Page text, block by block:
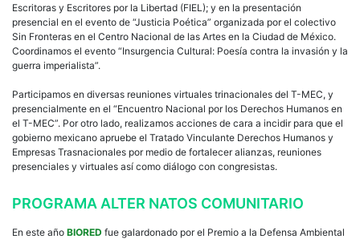
Escritoras y Escritores por la Libertad (FIEL); y en la presentación
presencial en el evento de “Justicia Poética” organizada por el colectivo
Sin Fronteras en el Centro Nacional de las Artes en la Ciudad de México.
Coordinamos el evento “Insurgencia Cultural: Poesía contra la invasión y la
guerra imperialista”.
Participamos en diversas reuniones virtuales trinacionales del T-MEC, y
presencialmente en el “Encuentro Nacional por los Derechos Humanos en
el T-MEC”. Por otro lado, realizamos acciones de cara a incidir para que el
gobierno mexicano apruebe el Tratado Vinculante Derechos Humanos y
Empresas Trasnacionales por medio de fortalecer alianzas, reuniones
presenciales y virtuales así como diálogo con congresistas.
PROGRAMA ALTER NATOS COMUNITARIO
En este año BIORED fue galardonado por el Premio a la Defensa Ambiental